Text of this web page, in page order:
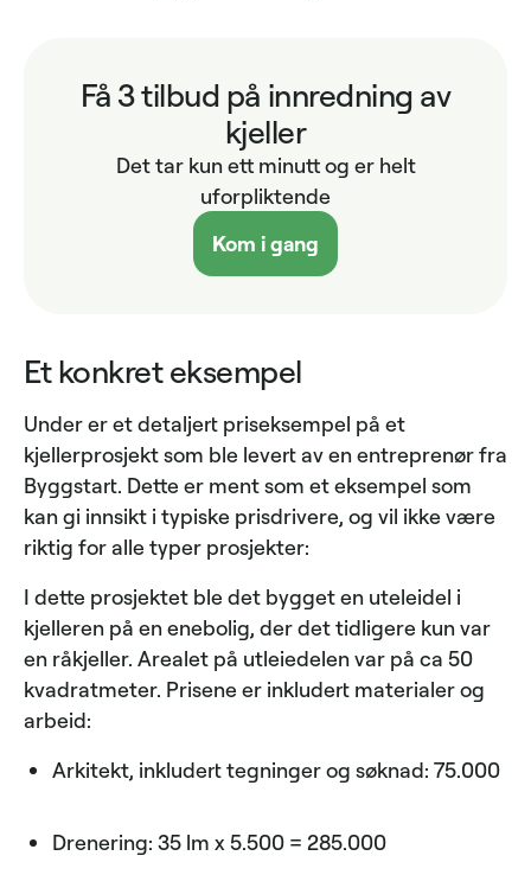
Få 3 tilbud på innredning av
kjeller
Det tar kun ett minutt og er helt
uforpliktende
Kom i gang
Et konkret eksempel
Under er et detaljert priseksempel på et
kjellerprosjekt som ble levert av en entreprenør fra
Byggstart. Dette er ment som et eksempel som
kan gi innsikt i typiske prisdrivere, og vil ikke være
riktig for alle typer prosjekter:
I dette prosjektet ble det bygget en uteleidel i
kjelleren på en enebolig, der det tidligere kun var
en råkjeller. Arealet på utleiedelen var på ca 50
kvadratmeter. Prisene er inkludert materialer og
arbeid:
Arkitekt, inkludert tegninger og søknad: 75.000
Drenering: 35 lm x 5.500 = 285.000